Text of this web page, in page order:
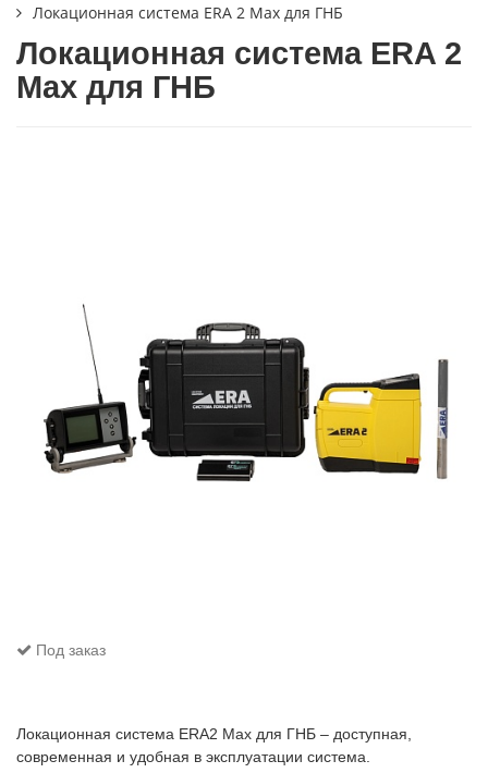
Локационная система ERA 2 Max для ГНБ
Локационная система ERA 2
Max для ГНБ
Под заказ
Локационная система ERA2 Max для ГНБ – доступная,
современная и удобная в эксплуатации система.